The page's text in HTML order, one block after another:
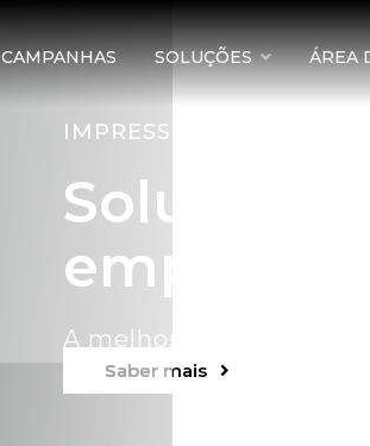
CAMPANHAS SOLUÇÕES ÁREA
IMPRESSORAS
Soluções
empresas
A melhor tecnologia,
Saber mais